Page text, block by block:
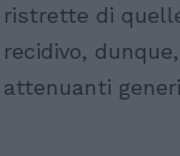
ristrette di
recidivo,
attenuanti